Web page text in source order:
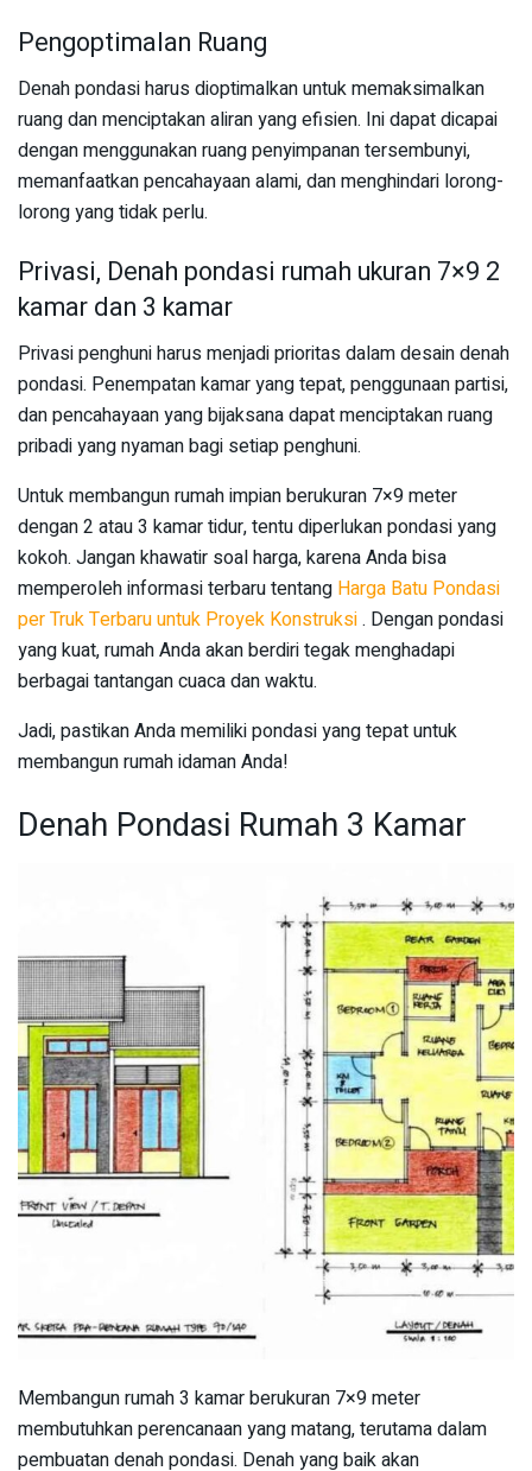
Pengoptimalan Ruang
Denah pondasi harus dioptimalkan untuk memaksimalkan
ruang dan menciptakan aliran yang efisien. Ini dapat dicapai
dengan menggunakan ruang penyimpanan tersembunyi,
memanfaatkan pencahayaan alami, dan menghindari lorong-
lorong yang tidak perlu.
Privasi, Denah pondasi rumah ukuran 7×9 2
kamar dan 3 kamar
Privasi penghuni harus menjadi prioritas dalam desain denah
pondasi. Penempatan kamar yang tepat, penggunaan partisi,
dan pencahayaan yang bijaksana dapat menciptakan ruang
pribadi yang nyaman bagi setiap penghuni.
Untuk membangun rumah impian berukuran 7×9 meter
dengan 2 atau 3 kamar tidur, tentu diperlukan pondasi yang
kokoh. Jangan khawatir soal harga, karena Anda bisa
memperoleh informasi terbaru tentang Harga Batu Pondasi
per Truk Terbaru untuk Proyek Konstruksi. Dengan pondasi
yang kuat, rumah Anda akan berdiri tegak menghadapi
berbagai tantangan cuaca dan waktu.
Jadi, pastikan Anda memiliki pondasi yang tepat untuk
membangun rumah idaman Anda!
Denah Pondasi Rumah 3 Kamar
Membangun rumah 3 kamar berukuran 7×9 meter
membutuhkan perencanaan yang matang, terutama dalam
pembuatan denah pondasi. Denah yang baik akan